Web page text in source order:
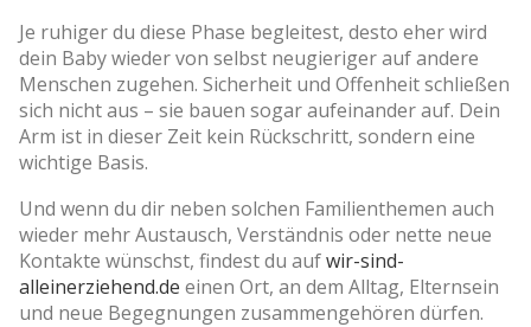
Je ruhiger du diese Phase begleitest, desto eher wird
dein Baby wieder von selbst neugieriger auf andere
Menschen zugehen. Sicherheit und Offenheit schließen
sich nicht aus – sie bauen sogar aufeinander auf. Dein
Arm ist in dieser Zeit kein Rückschritt, sondern eine
wichtige Basis.
Und wenn du dir neben solchen Familienthemen auch
wieder mehr Austausch, Verständnis oder nette neue
Kontakte wünschst, findest du aufwir-sind-
alleinerziehend.de einen Ort, an dem Alltag, Elternsein
und neue Begegnungen zusammengehören dürfen.